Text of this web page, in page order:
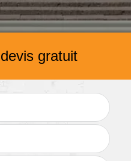
gratuit